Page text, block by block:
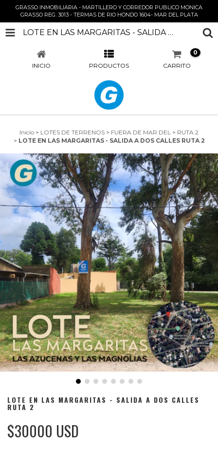
GRASSO INMOBILIARIA - MARTILLERO Y CORREDOR PUBLICO MONICA
GRASSO REG. 3013 - TERMAS DE RIO HONDO 1604- MAR DEL PLATA
LOTE EN LAS MARGARITAS - SALIDA A DOS CALLES RUTA 2
INICIO PRODUCTOS CARRITO
0
Inicio > LOTES DE TERRENOS > FUERA DE MAR DEL > RUTA 2
> LOTE EN LAS MARGARITAS - SALIDA A DOS CALLES RUTA 2
LOTE EN LAS MARGARITAS - SALIDA A DOS CALLES
RUTA 2
$30000 USD